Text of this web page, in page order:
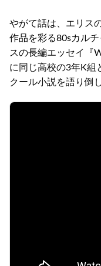
やがて話は、エリス
作品を彩る80sカル
スの長編エッセイ『
に同じ高校の3年K組
クール小説を語り倒